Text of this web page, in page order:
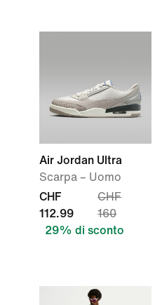
Air Jordan Ultra
Scarpa – Uomo
CHF
112.99
CHF
160
29% di sconto